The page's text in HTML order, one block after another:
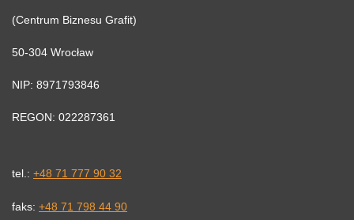
(Centrum Biznesu Grafit)
50-304 Wrocław
NIP: 8971793846
REGON: 022287361
tel.: +48 71 777 90 32
faks: +48 71 798 44 90